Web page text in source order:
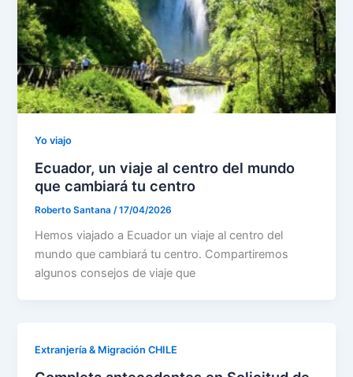
Yo viajo
Ecuador, un viaje al centro del mundo
que cambiará tu centro
Roberto Santana /17/04/2026
Hemos viajado a Ecuador un viaje al centro del
mundo que cambiará tu centro. Compartiremos
algunos consejos de viaje que
Extranjería & Migración CHILE